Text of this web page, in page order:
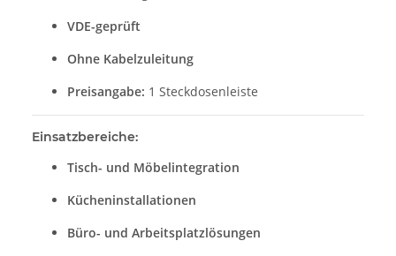
VDE-geprüft
Ohne Kabelzuleitung
Preisangabe: 1 Steckdosenleiste
Einsatzbereiche:
Tisch- und Möbelintegration
Kücheninstallationen
Büro- und Arbeitsplatzlösungen